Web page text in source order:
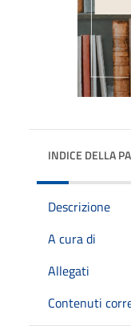
INDICE DELLA
Descrizione
A cura di
Allegati
Contenuti